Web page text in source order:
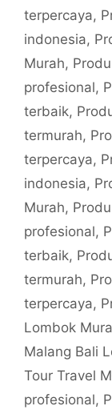
terpercaya,
indonesia,
Murah,
profesional,
terbaik,
termurah,
terpercaya,
indonesia,
Murah,
profesional,
terbaik,
termurah,
terpercaya,
Lombok
Malang Bali
Tour Travel
profesional,